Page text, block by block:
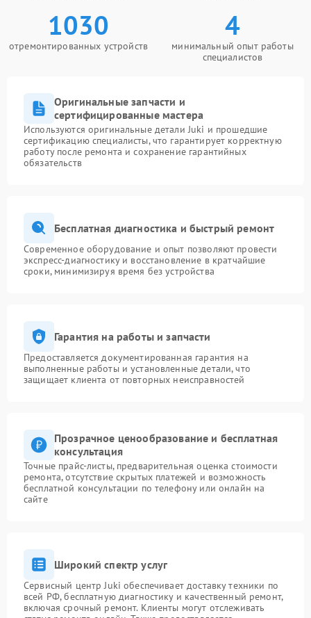
1030
отремонтированных устройств
4
минимальный опыт работы
специалистов
Оригинальные запчасти и
сертифицированные мастера
Используются оригинальные детали Juki и прошедшие
сертификацию специалисты, что гарантирует корректную
работу после ремонта и сохранение гарантийных
обязательств
Бесплатная диагностика и быстрый ремонт
Современное оборудование и опыт позволяют провести
экспресс-диагностику и восстановление в кратчайшие
сроки, минимизируя время без устройства
Гарантия на работы и запчасти
Предоставляется документированная гарантия на
выполненные работы и установленные детали, что
защищает клиента от повторных неисправностей
Прозрачное ценообразование и бесплатная
консультация
Точные прайс-листы, предварительная оценка стоимости
ремонта, отсутствие скрытых платежей и возможность
бесплатной консультации по телефону или онлайн на
сайте
Широкий спектр услуг
Сервисный центр Juki обеспечивает доставку техники по
всей РФ, бесплатную диагностику и качественный ремонт,
включая срочный ремонт. Клиенты могут отслеживать